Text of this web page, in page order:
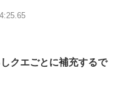
クエごとに補充するで